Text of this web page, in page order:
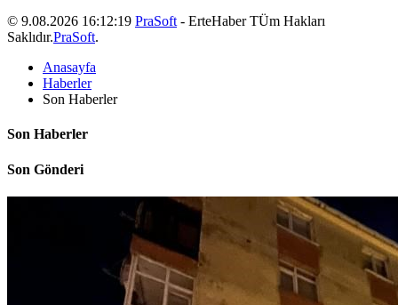
© 9.08.2026 16:12:19 PraSoft - ErteHaber TÜm Hakları
Saklıdır.PraSoft.
Anasayfa
Haberler
Son Haberler
Son Haberler
Son Gönderi